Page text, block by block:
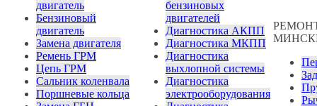
двигатель
Бензиновый
двигатель
Замена двигателя
Ремень ГРМ
Цепь ГРМ
Сальник коленвала
Поршневые кольца
бензиновых
двигателей
Диагностика АКПП
Диагностика МКПП
Диагностика
выхлопной системы
Диагностика
электрооборудования